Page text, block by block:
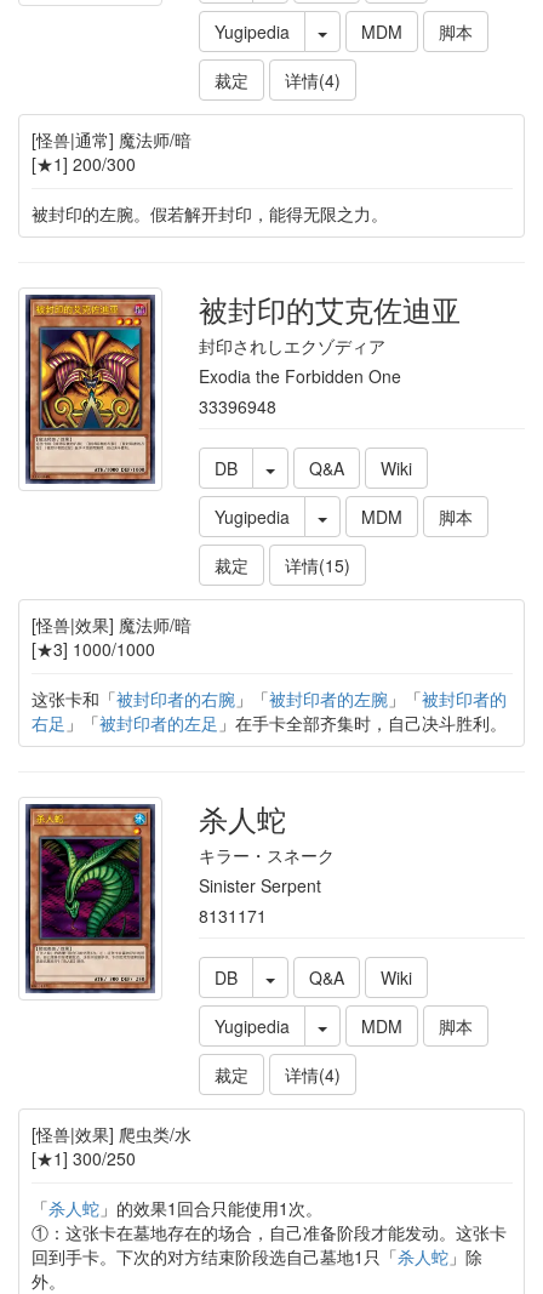
Yugipedia
MDM
脚本
裁定
详情(4)
[怪兽|通常] 魔法师/暗
[★1] 200/300
被封印的左腕。假若解开封印，能得无限之力。
被封印的艾克佐迪亚
封印されしエクゾディア
Exodia the Forbidden One
33396948
DB Q&A
Wiki
Yugipedia
MDM
脚本
裁定
详情(15)
[怪兽|效果] 魔法师/暗
[★3] 1000/1000
这张卡和「被封印者的右腕」「被封印者的左腕」「被封印者的
右足 」「被封印者的左足 」在手卡全部齐集时，自己决斗胜利。
杀人蛇
キラー・スネーク
Sinister Serpent
8131171
DB Q&A
Wiki
Yugipedia
MDM
脚本
裁定
详情(4)
[怪兽|效果] 爬虫类/水
[★1] 300/250
「杀人蛇」的效果1回合只能使用1次。
①：这张卡在墓地存在的场合，自己准备阶段才能发动。这张卡
回到手卡。下次的对方结束阶段选自己墓地1只「杀人蛇」除
外。